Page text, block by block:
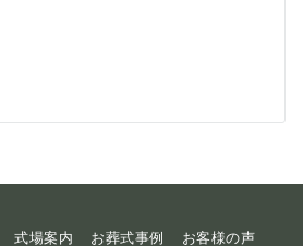
式場案内 お葬式事例 お客様の声